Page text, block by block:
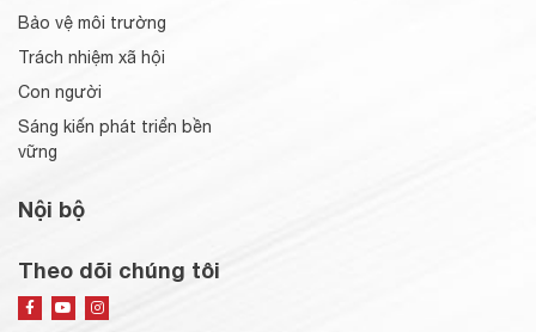
Bảo vệ môi trường
Trách nhiệm xã hội
Con người
Sáng kiến phát triển bền
vững
Nội bộ
Theo dõi chúng tôi